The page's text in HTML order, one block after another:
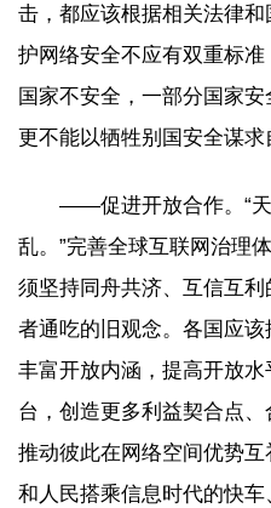
击，都应该根据相关法律
护网络安全不应有双重标
国家不安全，一部分国家
更不能以牺牲别国安全谋求
——促进开放合作。“天
乱。”完善全球互联网治理
须坚持同舟共济、互信互
者通吃的旧观念。各国应该
丰富开放内涵，提高开放
台，创造更多利益契合点、
推动彼此在网络空间优势
和人民搭乘信息时代的快车